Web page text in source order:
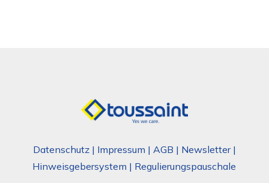
Datenschutz| Impressum | AGB | Newsletter|
Hinweisgebersystem | Regulierungspauschale